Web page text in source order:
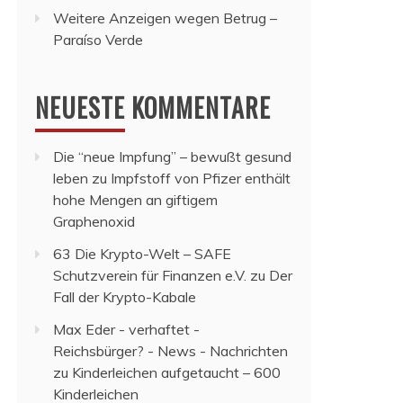
Weitere Anzeigen wegen Betrug –
Paraíso Verde
NEUESTE KOMMENTARE
Die “neue Impfung” – bewußt gesund
leben zu Impfstoff von Pfizer enthält
hohe Mengen an giftigem
Graphenoxid
63 Die Krypto-Welt – SAFE
Schutzverein für Finanzen e.V. zu Der
Fall der Krypto-Kabale
Max Eder - verhaftet -
Reichsbürger? - News - Nachrichten
zu Kinderleichen aufgetaucht – 600
Kinderleichen